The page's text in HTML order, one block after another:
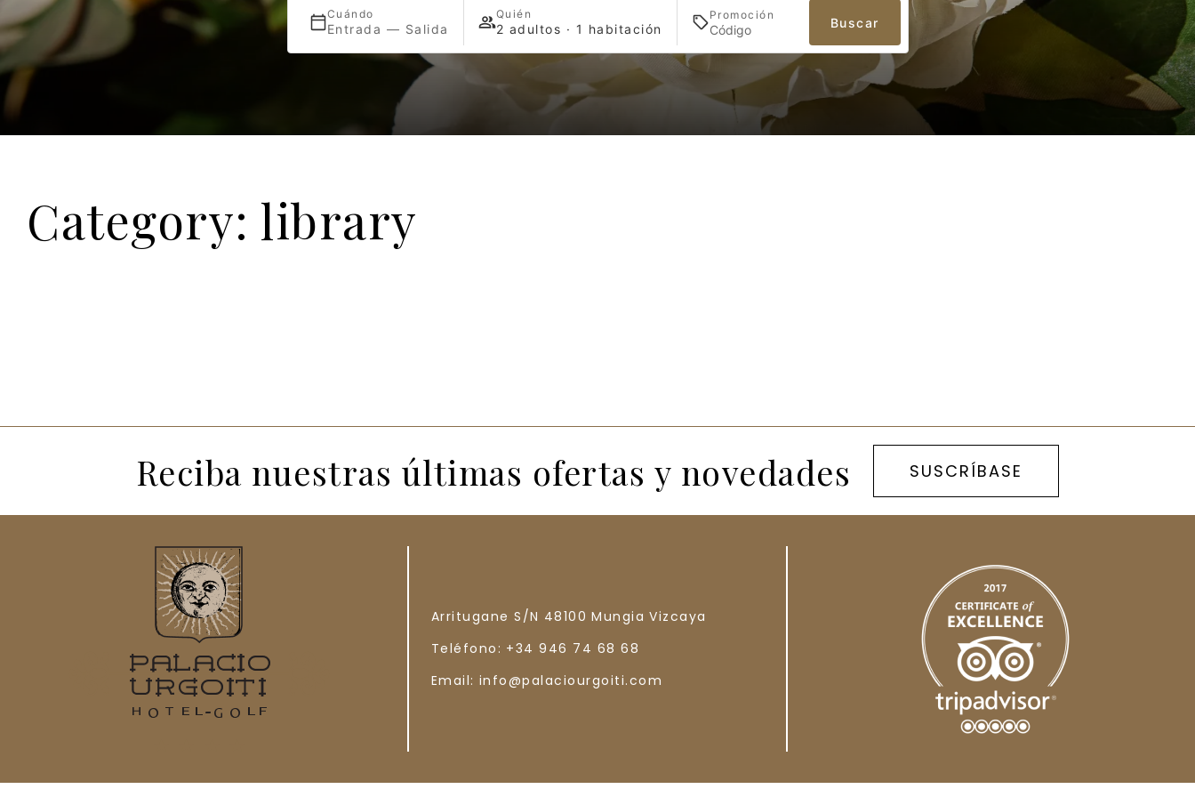
Cuándo
Entrada — Salida
Quién
2 adultos · 1 habitación
Promoción
Buscar
Category: library
Reciba nuestras últimas ofertas y novedades SUSCRÍBASE
Arritugane S/N 48100 Mungia Vizcaya
Teléfono: +34 946 74 68 68
Email: info@palaciourgoiti.com